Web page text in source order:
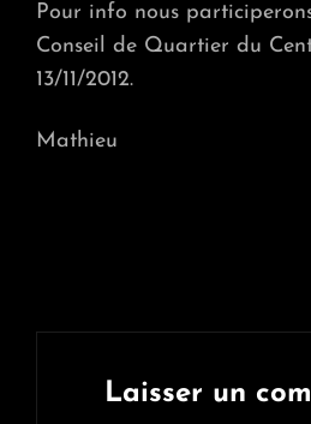
Pour info nous
Conseil de Quartier du
13/11/2012.
Mathieu
Laisser un